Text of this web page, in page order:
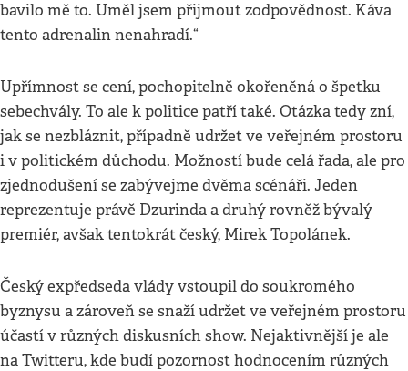
bavilo mě to. Uměl jsem přijmout zodpovědnost. Káva
tento adrenalin nenahradí.“
Upřímnost se cení, pochopitelně okořeněná o špetku
sebechvály. To ale k politice patří také. Otázka tedy zní,
jak se nezbláznit, případně udržet ve veřejném prostoru
i v politickém důchodu. Možností bude celá řada, ale pro
zjednodušení se zabývejme dvěma scénáři. Jeden
reprezentuje právě Dzurinda a druhý rovněž bývalý
premiér, avšak tentokrát český, Mirek Topolánek.
Český expředseda vlády vstoupil do soukromého
byznysu a zároveň se snaží udržet ve veřejném prostoru
účastí v různých diskusních show. Nejaktivnější je ale
na Twitteru, kde budí pozornost hodnocením různých